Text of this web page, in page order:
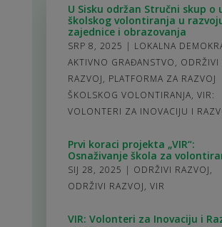
U Sisku održan Stručni skup o
školskog volontiranja u
zajednice i obrazovanja
SRP 8, 2025 | LOKALNA
AKTIVNO GRAĐANSTVO, ODRŽIVI
RAZVOJ, PLATFORMA ZA RAZVOJ
ŠKOLSKOG VOLONTIRANJA, VIR:
VOLONTERI ZA INOVACIJU I
Prvi koraci projekta „VIR“:
Osnaživanje škola za
SIJ 28, 2025 | ODRŽIVI RAZVOJ,
ODRŽIVI RAZVOJ, VIR
VIR: Volonteri za Inovaciju i